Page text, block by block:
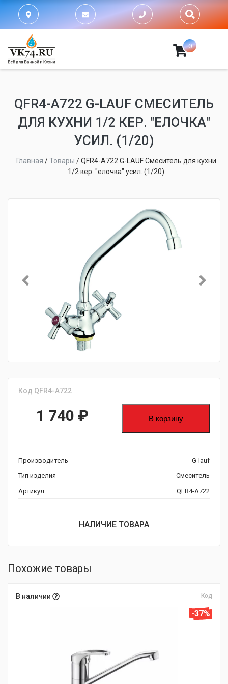
0
QFR4-A722 G-LAUF СМЕСИТЕЛЬ
ДЛЯ КУХНИ 1/2 КЕР. "ЕЛОЧКА"
УСИЛ. (1/20)
Главная /Товары /QFR4-A722 G-LAUF Смеситель для кухни
1/2 кер. "елочка" усил. (1/20)
Код QFR4-A722
1 740 ₽ В корзину
Производитель
G-lauf
Тип изделия
Смеситель
Артикул
QFR4-A722
НАЛИЧИЕ ТОВАРА
Похожие товары
В наличии Код
-37%